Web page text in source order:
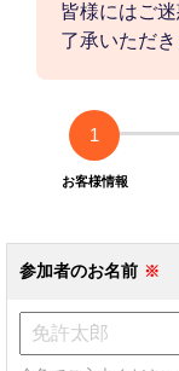
皆様にはご
了承いただ
1
お客様情報
参加者のお名前